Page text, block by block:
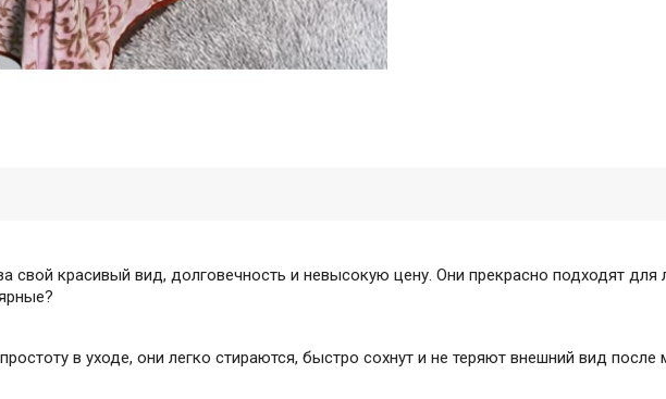
красивый вид, долговечность и невысокую цену. Они прекрасно подходят
в уходе, они легко стираются, быстро сохнут и не теряют внешний вид